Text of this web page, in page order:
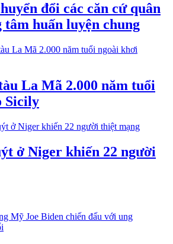
đổi các căn cứ quân
huấn luyện chung
La Mã 2.000 năm tuổi
Sicily
ở Niger khiến 22 người